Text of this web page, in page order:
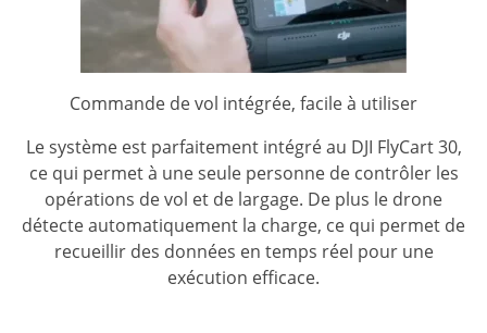
Commande de vol intégrée, facile à utiliser
Le système est parfaitement intégré au DJI FlyCart 30,
ce qui permet à une seule personne de contrôler les
opérations de vol et de largage. De plus le drone
détecte automatiquement la charge, ce qui permet de
recueillir des données en temps réel pour une
exécution efficace.